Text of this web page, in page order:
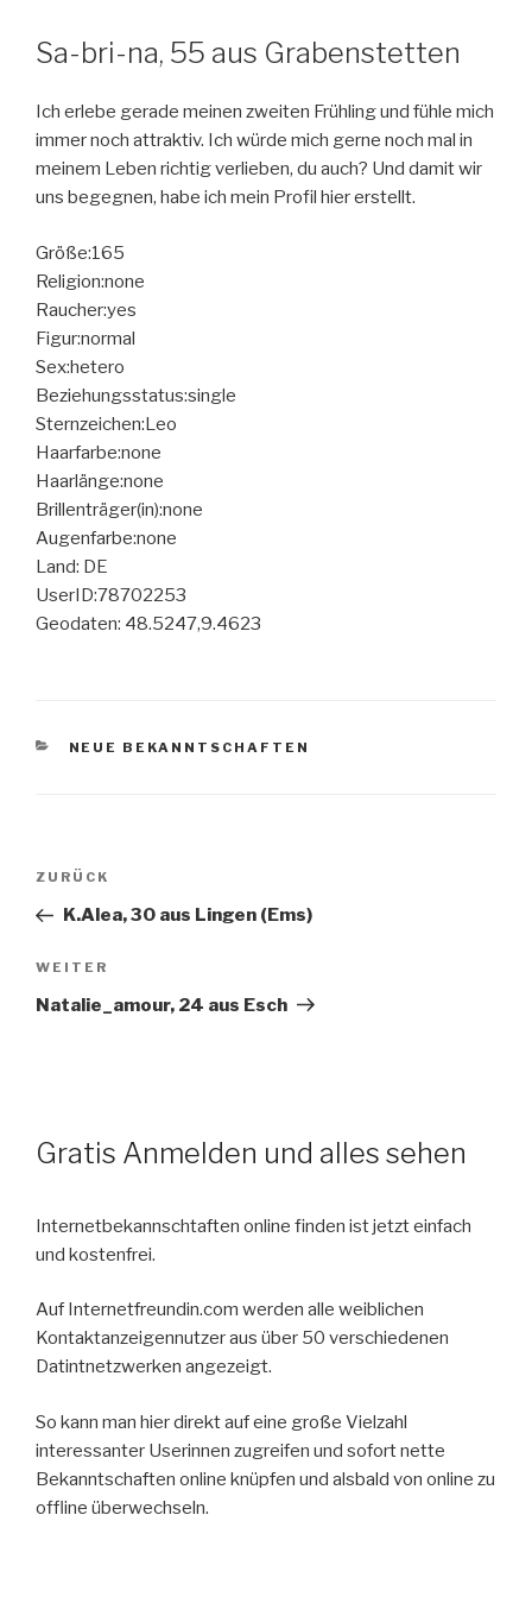
Sa-bri-na, 55 aus Grabenstetten
Ich erlebe gerade meinen zweiten Frühling und fühle mich
immer noch attraktiv. Ich würde mich gerne noch mal in
meinem Leben richtig verlieben, du auch? Und damit wir
uns begegnen, habe ich mein Profil hier erstellt.
Größe:165
Religion:none
Raucher:yes
Figur:normal
Sex:hetero
Beziehungsstatus:single
Sternzeichen:Leo
Haarfarbe:none
Haarlänge:none
Brillenträger(in):none
Augenfarbe:none
Land: DE
UserID:78702253
Geodaten: 48.5247,9.4623
KATEGORIEN
NEUE BEKANNTSCHAFTEN
Beitragsnavigation
Vorheriger
Beitrag
ZURÜCK
K.Alea, 30 aus Lingen (Ems)
Nächster
Beitrag
WEITER
Natalie_amour, 24 aus Esch
Gratis Anmelden und alles sehen
Internetbekannschtaften online finden ist jetzt einfach
und kostenfrei.
Auf Internetfreundin.com werden alle weiblichen
Kontaktanzeigennutzer aus über 50 verschiedenen
Datintnetzwerken angezeigt.
So kann man hier direkt auf eine große Vielzahl
interessanter Userinnen zugreifen und sofort nette
Bekanntschaften online knüpfen und alsbald von online zu
offline überwechseln.